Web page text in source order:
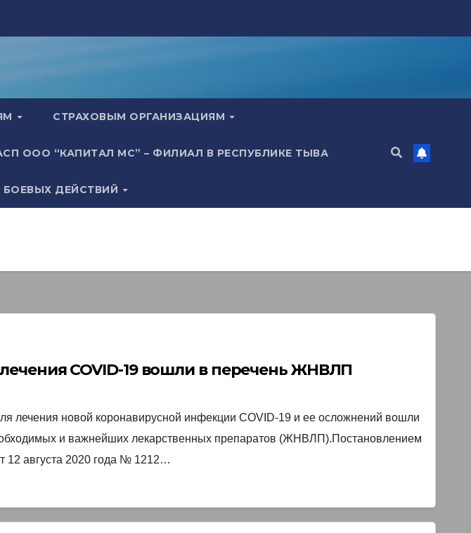
СТРАХОВЫМ ОРГАНИЗАЦИЯМ
ООО “КАПИТАЛ МС” – ФИЛИАЛ В РЕСПУБЛИКЕ ТЫВА
ДЕЙСТВИЙ
COVID-19 вошли в перечень ЖНВЛП￼
лечения новой коронавирусной инфекции COVID-19 и ее осложнений вошли
и важнейших лекарственных препаратов (ЖНВЛП).Постановлением
12 августа 2020 года № 1212…